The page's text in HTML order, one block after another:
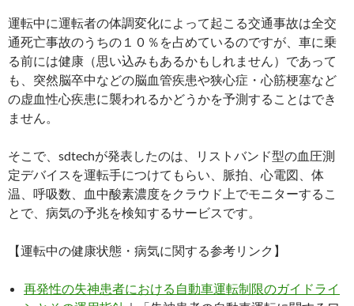
運転中に運転者の体調変化によって起こる交通事故は全交
通死亡事故のうちの１０％を占めているのですが、車に乗
る前には健康（思い込みもあるかもしれません）であって
も、突然脳卒中などの脳血管疾患や狭心症・心筋梗塞など
の虚血性心疾患に襲われるかどうかを予測することはでき
ません。
そこで、sdtechが発表したのは、リストバンド型の血圧測
定デバイスを運転手につけてもらい、脈拍、心電図、体
温、呼吸数、血中酸素濃度をクラウド上でモニターするこ
とで、病気の予兆を検知するサービスです。
【運転中の健康状態・病気に関する参考リンク】
再発性の失神患者における自動車運転制限のガイドライ